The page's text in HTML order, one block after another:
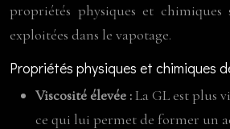
propriétés physiques et chimiques
exploitées dans le vapotage.
Propriétés physiques et chimiques
Viscosité élevée :La GL est plus
ce qui lui permet de former un